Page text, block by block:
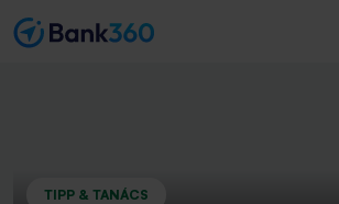
TIPP & TANÁCS